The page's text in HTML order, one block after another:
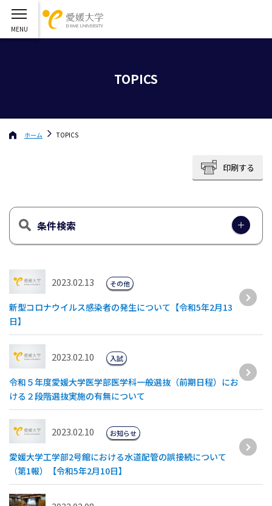
TOPICS
ホーム TOPICS
印刷する
条件検索
2023.02.13
新型コロナウイルス感染者の発生について【令和5年2月13
日】
その他
2023.02.10
令和５年度愛媛大学医学部医学科一般選抜（前期日程）にお
ける２段階選抜実施の有無について
入試
2023.02.10
愛媛大学工学部2号館における水道配管の誤接続について
（第1報）【令和5年2月10日】
お知らせ